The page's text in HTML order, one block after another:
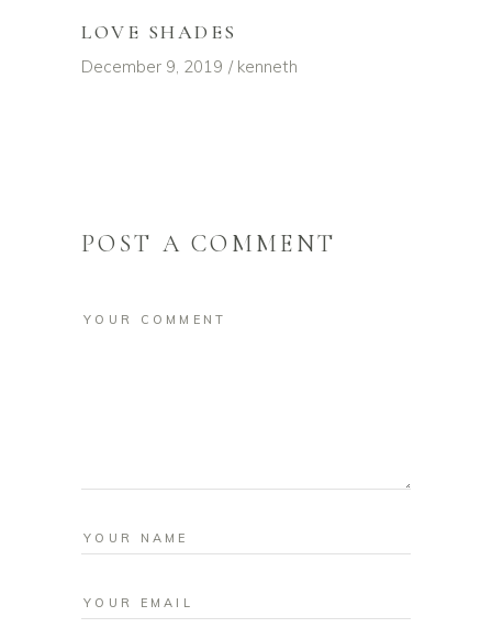
LOVE SHADES
December 9, 2019 kenneth
POST A COMMENT